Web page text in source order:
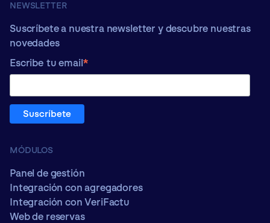
NEWSLETTER
Suscríbete a nuestra newsletter y descubre nuestras
novedades
Escribe tu email*
MÓDULOS
Panel de gestión
Integración con agregadores
Integración con VeriFactu
Web de reservas